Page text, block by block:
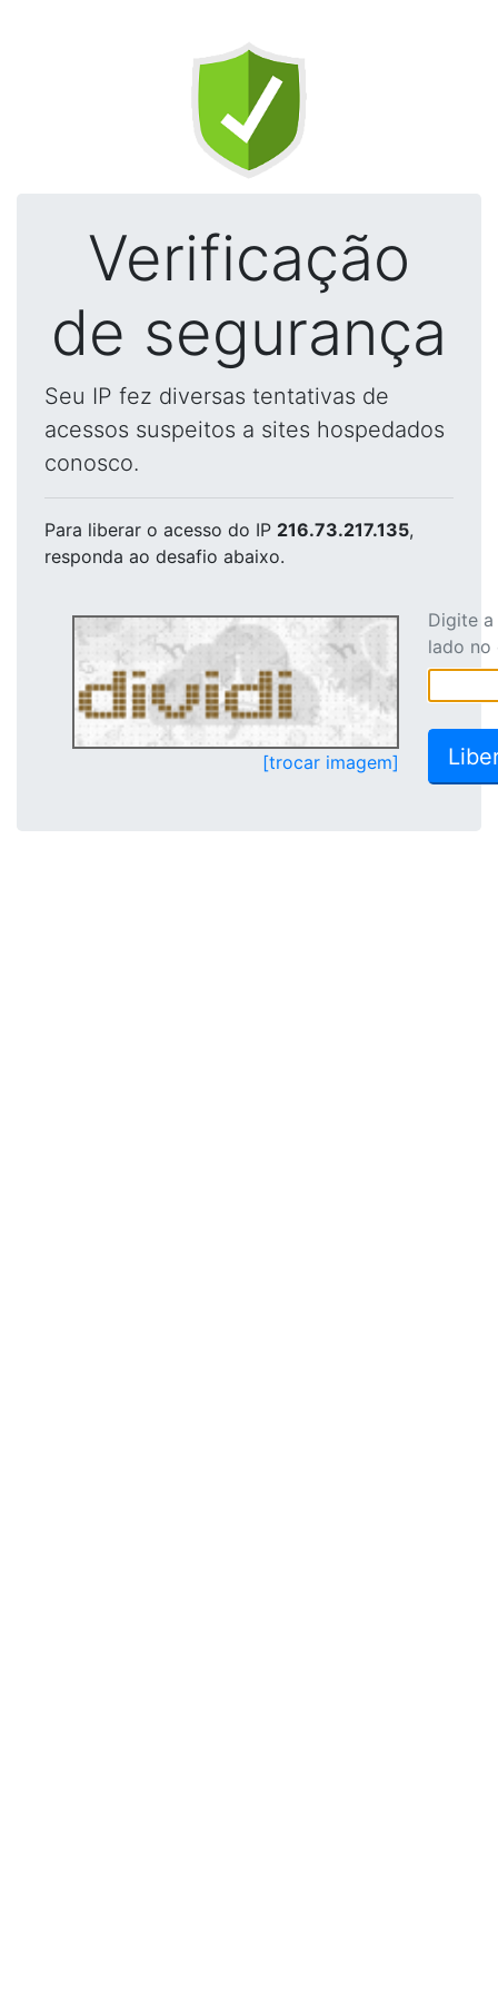
Verificação
de segurança
Seu IP fez diversas tentativas de
acessos suspeitos a sites hospedados
conosco.
Para liberar o acesso do IP 216.73.217.135,
responda ao desafio abaixo.
[trocar imagem]
Digite
lado no